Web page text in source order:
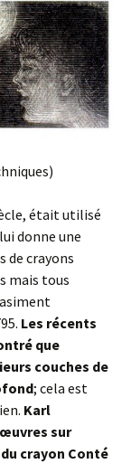
était utilisé
donne une
de crayons
mais tous
Les récents
que
couches de
; cela est
Karl
sur
crayon Conté